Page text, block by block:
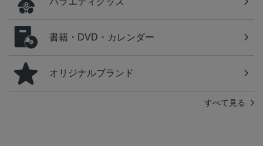
書籍・DVD・カレンダー
オリジナルブランド
すべて見る